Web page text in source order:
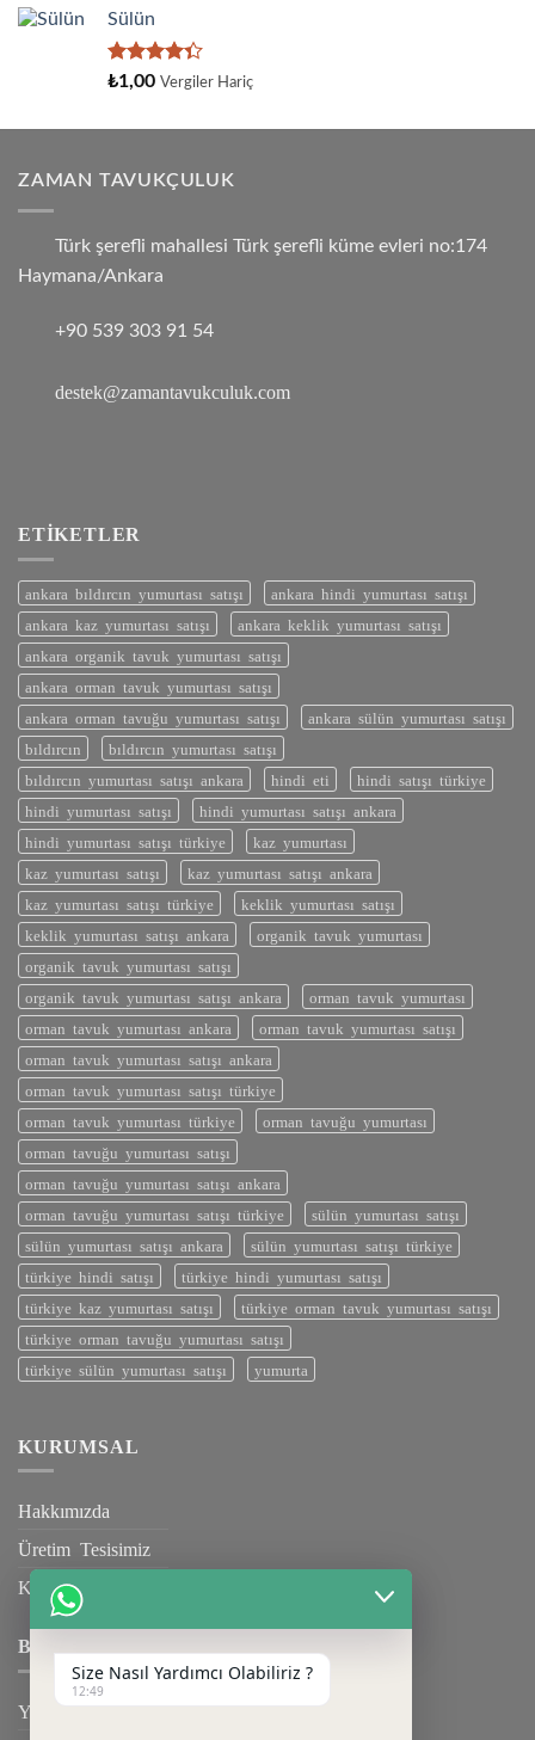
4.33oy
aldı
Sülün
5
₺1,00 Vergiler Hariç
ZAMAN TAVUKÇULUK
Türk şerefli mahallesi Türk şerefli küme evleri no:174
Haymana/Ankara
+90 539 303 91 54
destek@zamantavukculuk.com
ETIKETLER
ankara bıldırcın yumurtası satışı
ankara hindi yumurtası satışı
ankara kaz yumurtası satışı
ankara keklik yumurtası satışı
ankara organik tavuk yumurtası satışı
ankara orman tavuk yumurtası satışı
ankara orman tavuğu yumurtası satışı
ankara sülün yumurtası satışı
bıldırcın
bıldırcın yumurtası satışı
bıldırcın yumurtası satışı ankara
hindi eti
hindi satışı türkiye
hindi yumurtası satışı
hindi yumurtası satışı ankara
hindi yumurtası satışı türkiye
kaz yumurtası
kaz yumurtası satışı
kaz yumurtası satışı ankara
kaz yumurtası satışı türkiye
keklik yumurtası satışı
keklik yumurtası satışı ankara
organik tavuk yumurtası
organik tavuk yumurtası satışı
organik tavuk yumurtası satışı ankara
orman tavuk yumurtası
orman tavuk yumurtası ankara
orman tavuk yumurtası satışı
orman tavuk yumurtası satışı ankara
orman tavuk yumurtası satışı türkiye
orman tavuk yumurtası türkiye
orman tavuğu yumurtası
orman tavuğu yumurtası satışı
orman tavuğu yumurtası satışı ankara
orman tavuğu yumurtası satışı türkiye
sülün yumurtası satışı
sülün yumurtası satışı ankara
sülün yumurtası satışı türkiye
türkiye hindi satışı
türkiye hindi yumurtası satışı
türkiye kaz yumurtası satışı
türkiye orman tavuk yumurtası satışı
türkiye orman tavuğu yumurtası satışı
türkiye sülün yumurtası satışı
yumurta
KURUMSAL
Hakkımızda
Üretim Tesisimiz
Kalite Belgelerimiz
BILGILENDIRME
Yardım
Size Nasıl Yardımcı Olabiliriz ?
12:49